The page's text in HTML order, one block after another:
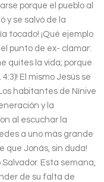
porque el pueblo al
y se salvó de la
tocado! ¡Qué ejemplo
punto de ex- clamar:
quites la vida; porque
El mismo Jesús se
habitantes de Nínive
y la
al escuchar la
a uno más grande
que Jonás, sin duda!
Esta semana,
de su falta de